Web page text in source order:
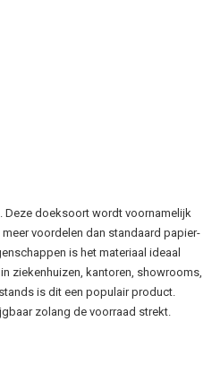
Deze doeksoort wordt voornamelijk
voordelen dan standaard papier-
is het materiaal ideaal
ziekenhuizen, kantoren, showrooms,
is dit een populair product.
zolang de voorraad strekt.